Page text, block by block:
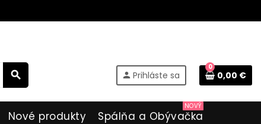
search person Prihláste sa
0
0,00 €
Nové produkty Spálňa a Obývačka
NOVÝ